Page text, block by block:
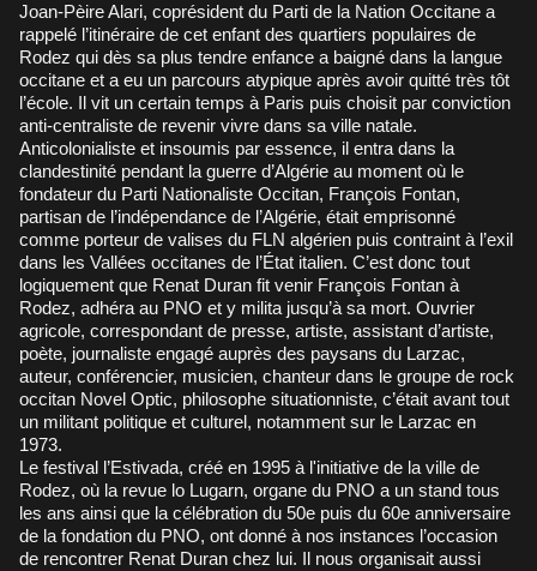
Joan-Pèire Alari, coprésident du Parti de la Nation Occitane a
rappelé l’itinéraire de cet enfant des quartiers populaires de
Rodez qui dès sa plus tendre enfance a baigné dans la langue
occitane et a eu un parcours atypique après avoir quitté très tôt
l’école. Il vit un certain temps à Paris puis choisit par conviction
anti-centraliste de revenir vivre dans sa ville natale.
Anticolonialiste et insoumis par essence, il entra dans la
clandestinité pendant la guerre d’Algérie au moment où le
fondateur du Parti Nationaliste Occitan, François Fontan,
partisan de l’indépendance de l’Algérie, était emprisonné
comme porteur de valises du FLN algérien puis contraint à l’exil
dans les Vallées occitanes de l’État italien. C’est donc tout
logiquement que Renat Duran fit venir François Fontan à
Rodez, adhéra au PNO et y milita jusqu’à sa mort. Ouvrier
agricole, correspondant de presse, artiste, assistant d’artiste,
poète, journaliste engagé auprès des paysans du Larzac,
auteur, conférencier, musicien, chanteur dans le groupe de rock
occitan Novel Optic, philosophe situationniste, c’était avant tout
un militant politique et culturel, notamment sur le Larzac en
1973.
Le festival l’Estivada, créé en 1995 à l'initiative de la ville de
Rodez, où la revue lo Lugarn, organe du PNO a un stand tous
les ans ainsi que la célébration du 50e puis du 60e anniversaire
de la fondation du PNO, ont donné à nos instances l’occasion
de rencontrer Renat Duran chez lui. Il nous organisait aussi